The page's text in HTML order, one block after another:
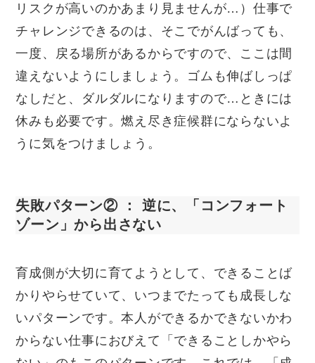
リスクが高いのかあまり見ませんが… ）仕事で
チャレンジできるのは、そこでがんばっても、
一度、戻る場所があるからですので、ここは間
違えないようにしましょう。ゴムも伸ばしっぱ
なしだと、ダルダルになりますので… ときには
休みも必要です。燃え尽き症候群にならないよ
うに気をつけましょう。
失敗パターン② ： 逆に、「コンフォート
ゾーン」から出さない
育成側が大切に育てようとして、できることば
かりやらせていて、いつまでたっても成長しな
いパターンです。本人ができるかできないかわ
からない仕事におびえて「できることしかやら